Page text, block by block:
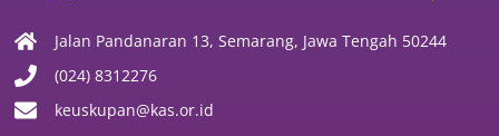
Jalan Pandanaran 13, Semarang, Jawa Tengah 50244
(024) 8312276
keuskupan@kas.or.id